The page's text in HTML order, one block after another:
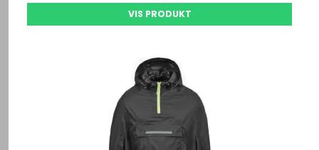
VIS PRODUKT